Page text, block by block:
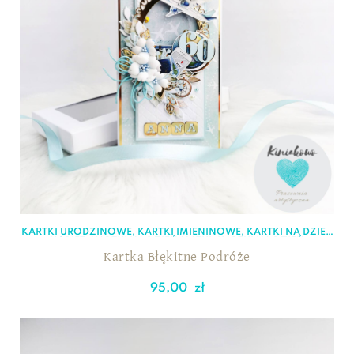
KARTKI URODZINOWE, KARTKI IMIENINOWE, KARTKI NA DZIEŃ
NAUCZYCIELA
,KARTKI NA OSIEMNASTKĘ
OKOLICZNOŚCIOWE ,KARTKI Z OKAZJI PRZEJŚCIA NA
Kartka Błękitne Podróże
95,00 zł